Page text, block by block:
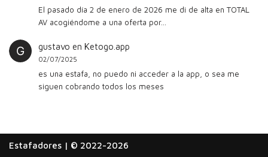
El pasado día 2 de enero de 2026 me di de alta en TOTAL
AV acogiéndome a una oferta por…
gustavo en Ketogo.app
02/07/2025
es una estafa, no puedo ni acceder a la app, o sea me
siguen cobrando todos los meses
Estafadores | © 2022-2026